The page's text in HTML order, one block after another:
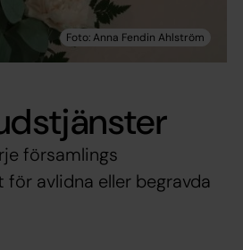
församlings
avlidna eller begravda